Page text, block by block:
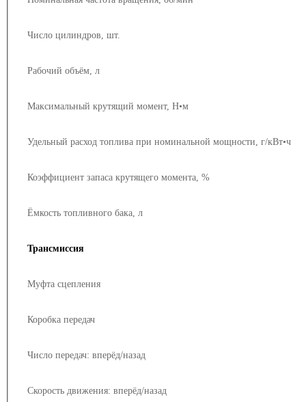
Число цилиндров, шт.
Рабочий объём, л
Максимальный крутящий момент, Н•м
Удельный расход топлива при номинальной мощности, г/кВт•ч
Коэффициент запаса крутящего момента, %
Ёмкость топливного бака, л
Трансмиссия
Муфта сцепления
Коробка передач
Число передач: вперёд/назад
Скорость движения: вперёд/назад